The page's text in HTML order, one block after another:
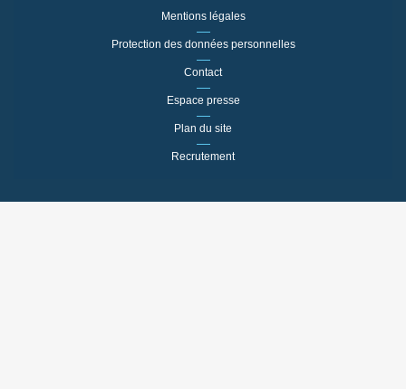
Mentions légales
Protection des données personnelles
Contact
Espace presse
Plan du site
Recrutement